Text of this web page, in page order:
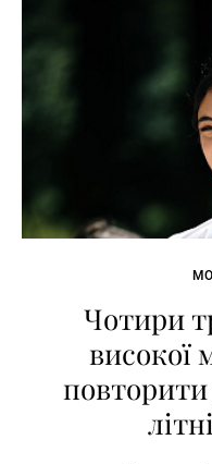
Чотири
високої